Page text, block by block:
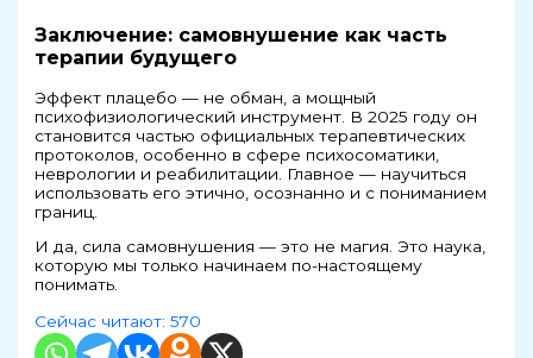
Заключение: самовнушение как часть
терапии будущего
Эффект плацебо — не обман, а мощный
психофизиологический инструмент. В 2025 году он
становится частью официальных терапевтических
протоколов, особенно в сфере психосоматики,
неврологии и реабилитации. Главное — научиться
использовать его этично, осознанно и с пониманием
границ.
И да, сила самовнушения — это не магия. Это наука,
которую мы только начинаем по-настоящему
понимать.
Сейчас читают: 570